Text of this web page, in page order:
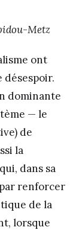
Metz
ont
désespoir.
dominante
— le
de
la
dans sa
renforcer
de la
lorsque